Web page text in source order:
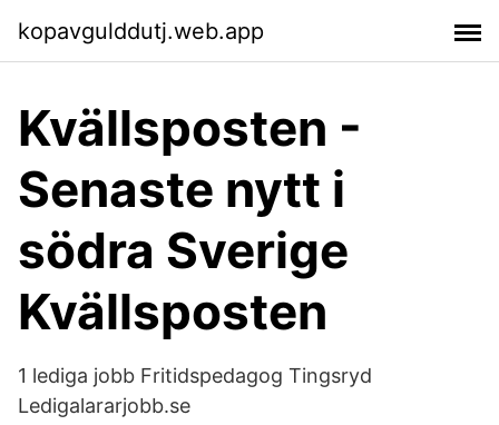
kopavgulddutj.web.app
Kvällsposten -
Senaste nytt i
södra Sverige
Kvällsposten
1 lediga jobb Fritidspedagog Tingsryd
Ledigalararjobb.se